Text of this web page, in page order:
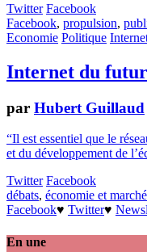
Twitter Facebook
Facebook, propulsion,
Economie Politique
Internet du futur
par Hubert Guillaud
“Il est essentiel que le
et du développement de
Twitter Facebook
débats, économie et
Facebook♥ Twitter♥
En une